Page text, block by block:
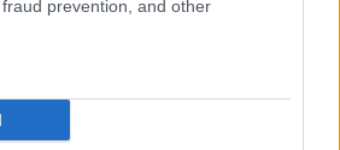
prevention, and other